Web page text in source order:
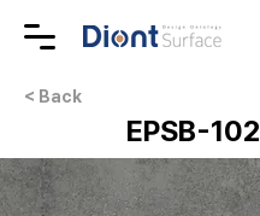
< Back
EPSB-102